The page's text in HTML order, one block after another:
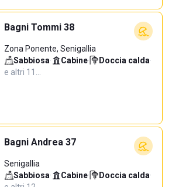
Bagni Tommi 38
Zona Ponente, Senigallia
Sabbiosa· Cabine· Doccia calda·
e altri 11…
Bagni Andrea 37
Senigallia
Sabbiosa· Cabine· Doccia calda·